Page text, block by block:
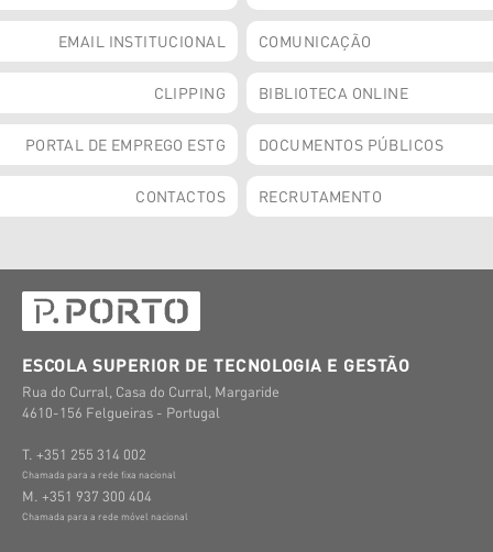
EMAIL INSTITUCIONAL COMUNICAÇÃO
CLIPPING BIBLIOTECA ONLINE
PORTAL DE EMPREGO ESTG DOCUMENTOS PÚBLICOS
CONTACTOS RECRUTAMENTO
ESCOLA SUPERIOR DE TECNOLOGIA E GESTÃO
Rua do Curral, Casa do Curral, Margaride
4610-156 Felgueiras - Portugal
T. +351 255 314 002
Chamada para a rede fixa nacional
M. +351 937 300 404
Chamada para a rede móvel nacional